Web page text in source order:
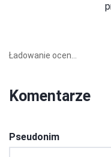
Ładowanie ocen...
Komentarze
Pseudonim